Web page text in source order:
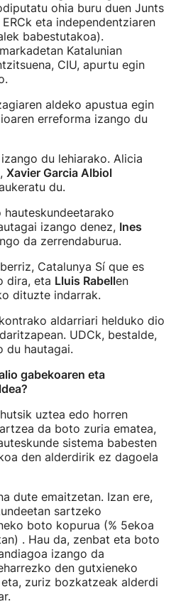
ohia buru duen Junts
eta independentziaren
babestutakoa).
Katalunian
CIU, apurtu egin
aldeko apustua egin
erreforma izango du
du lehiarako. Alicia
Xavier Garcia Albiol
du.
izango denez, Ines
da zerrendaburua.
Catalunya Sí que es
dira, eta Lluis Rabellen
dituzte indarrak.
aldarriari helduko dio
UDCk, bestalde,
du hautagai.
gabekoaren eta
uztea edo horren
da boto zuria ematea,
sistema babesten
den alderdirik ez dagoela
dute emaitzetan. Izan ere,
sartzeko
boto kopurua (% 5ekoa
. Hau da, zenbat eta boto
izango da
den gutxieneko
zuriz bozkatzeak alderdi